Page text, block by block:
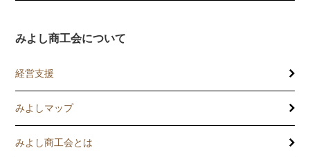
みよし商工会について
経営支援
講習会
記帳相談指導
みよしマップ
みよし商工会とは